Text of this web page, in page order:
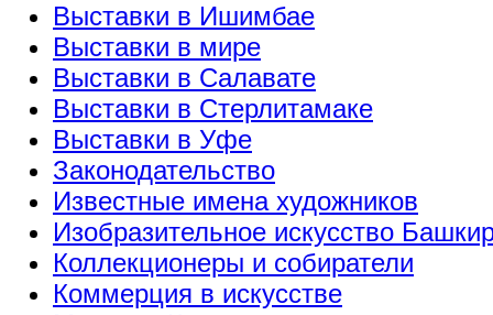
Выставки в Ишимбае
Выставки в мире
Выставки в Салавате
Выставки в Стерлитамаке
Выставки в Уфе
Законодательство
Известные имена художников
Изобразительное искусство
Коллекционеры и собиратели
Коммерция в искусстве